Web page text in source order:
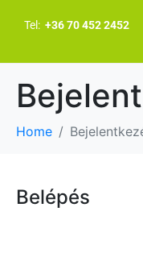
Tel: +36 70 452 2452
Home
Belépés